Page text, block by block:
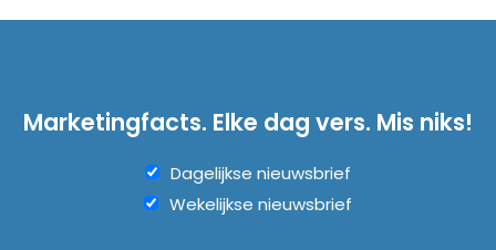
Marketingfacts. Elke dag vers. Mis niks!
Dagelijkse nieuwsbrief
Wekelijkse nieuwsbrief